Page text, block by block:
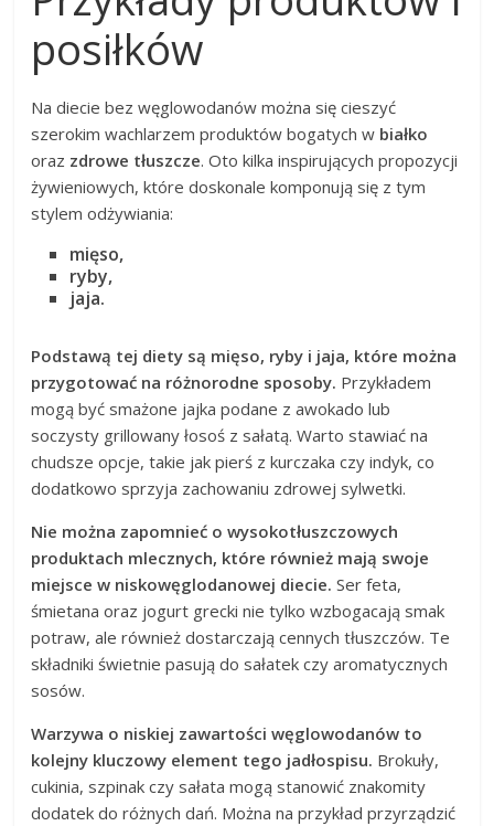
posiłków
Na diecie bez węglowodanów można się cieszyć
szerokim wachlarzem produktów bogatych w białko
oraz zdrowe tłuszcze. Oto kilka inspirujących propozycji
żywieniowych, które doskonale komponują się z tym
stylem odżywiania:
mięso,
ryby,
jaja.
Podstawą tej diety są mięso, ryby i jaja, które można
przygotować na różnorodne sposoby. Przykładem
mogą być smażone jajka podane z awokado lub
soczysty grillowany łosoś z sałatą. Warto stawiać na
chudsze opcje, takie jak pierś z kurczaka czy indyk, co
dodatkowo sprzyja zachowaniu zdrowej sylwetki.
Nie można zapomnieć o wysokotłuszczowych
produktach mlecznych, które również mają swoje
miejsce w niskowęglodanowej diecie. Ser feta,
śmietana oraz jogurt grecki nie tylko wzbogacają smak
potraw, ale również dostarczają cennych tłuszczów. Te
składniki świetnie pasują do sałatek czy aromatycznych
sosów.
Warzywa o niskiej zawartości węglowodanów to
kolejny kluczowy element tego jadłospisu. Brokuły,
cukinia, szpinak czy sałata mogą stanowić znakomity
dodatek do różnych dań. Można na przykład przyrządzić